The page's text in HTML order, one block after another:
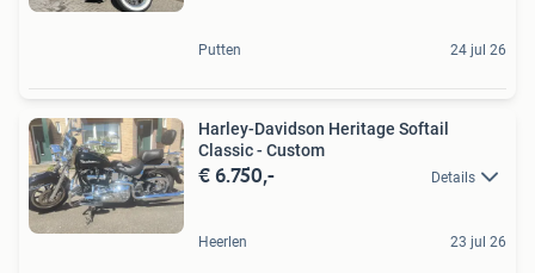
Putten 24 jul 26
Harley-Davidson Heritage Softail
Classic - Custom
€ 6.750,- Details
Heerlen 23 jul 26